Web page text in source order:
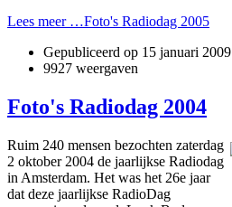
Lees meer …Foto's Radiodag 2005
Gepubliceerd op 15 januari 2009
9927 weergaven
Foto's Radiodag 2004
Ruim 240 mensen bezochten zaterdag
2 oktober 2004 de jaarlijkse Radiodag
in Amsterdam. Het was het 26e jaar
dat deze jaarlijkse RadioDag